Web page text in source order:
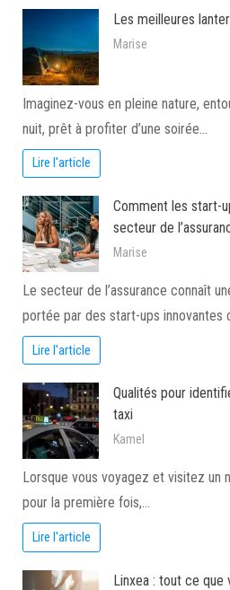
Les meilleures
Marise
Imaginez-vous en pleine nature,
nuit, prêt à profiter d’une soirée…
Lire l'article
Comment les start-
secteur de
Marise
Le secteur de l’assurance connaît
portée par des start-ups innovantes
Lire l'article
Qualités pour
taxi
Kamel
Lorsque vous voyagez et visitez un
pour la première fois,…
Lire l'article
Linxea : tout ce que